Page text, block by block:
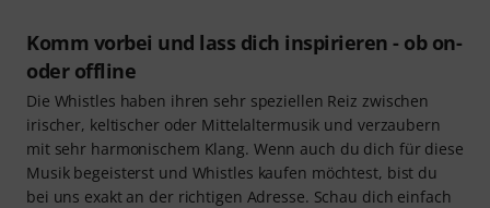
Komm vorbei und lass dich inspirieren - ob on-
oder offline
Die Whistles haben ihren sehr speziellen Reiz zwischen
irischer, keltischer oder Mittelaltermusik und verzaubern
mit sehr harmonischem Klang. Wenn auch du dich für diese
Musik begeisterst und Whistles kaufen möchtest, bist du
bei uns exakt an der richtigen Adresse. Schau dich einfach